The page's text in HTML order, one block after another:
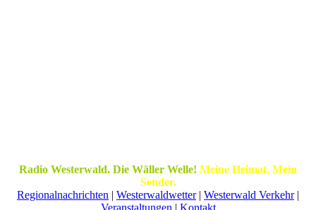
Radio Westerwald. Die Wäller Welle! Meine Heimat. Mein
Sender.
Regionalnachrichten | Westerwaldwetter| Westerwald Verkehr|